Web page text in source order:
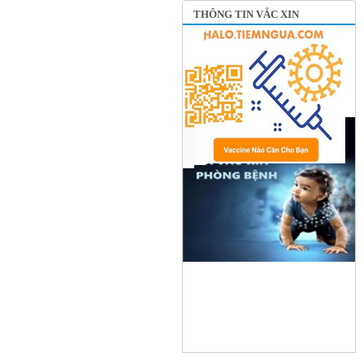
THÔNG TIN VẮC XIN